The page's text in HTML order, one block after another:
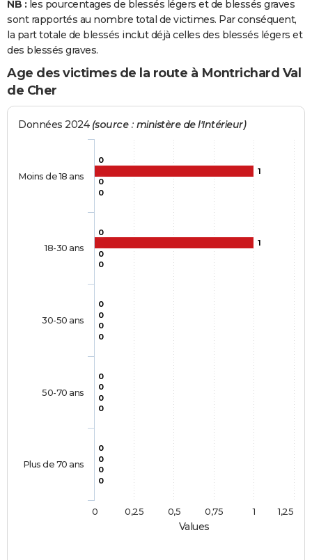
NB : les pourcentages de blessés légers et de blessés graves
sont rapportés au nombre total de victimes. Par conséquent,
la part totale de blessés inclut déjà celles des blessés légers et
des blessés graves.
Age des victimes de la route à Montrichard Val
de Cher
Values
Données 2024 (source : ministère de l'Intérieur)
0
0
0
0
0
1
1
0
0
0
0
0
0
0
0
0
0
0
0
0
Moins de 18 ans
18-30 ans
30-50 ans
50-70 ans
Plus de 70 ans
0 1
0,25 0,5 0,75 1,25